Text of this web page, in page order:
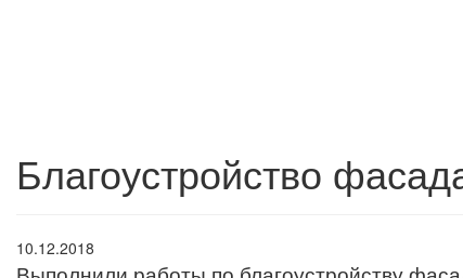
Благоустройство
10.12.2018